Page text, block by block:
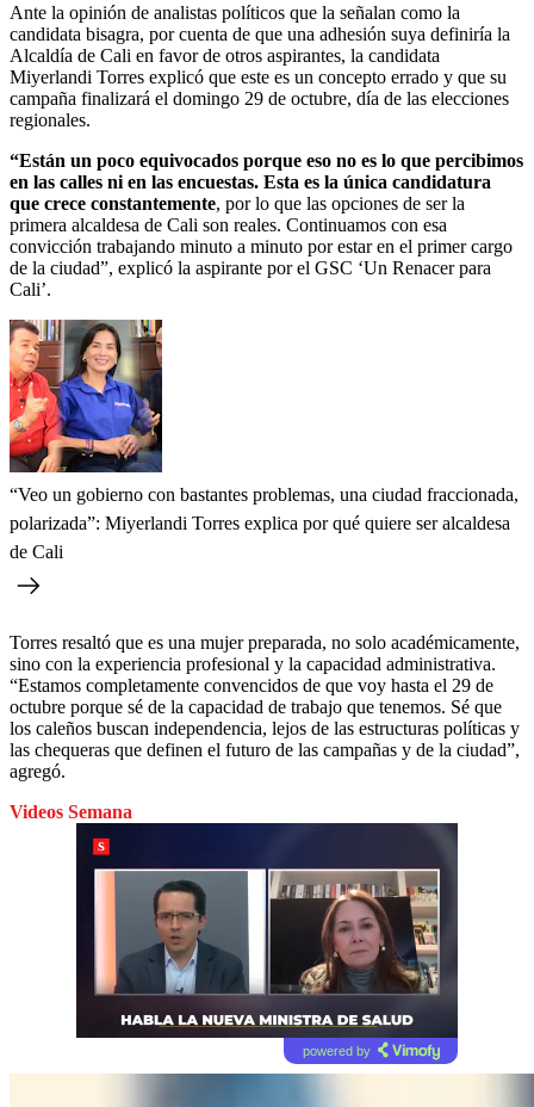
Ante la opinión de analistas políticos que la señalan como la
candidata bisagra, por cuenta de que una adhesión suya definiría la
Alcaldía de Cali en favor de otros aspirantes, la candidata
Miyerlandi Torres explicó que este es un concepto errado y que su
campaña finalizará el domingo 29 de octubre, día de las elecciones
regionales.
“Están un poco equivocados porque eso no es lo que percibimos
en las calles ni en las encuestas. Esta es la única candidatura
que crece constantemente, por lo que las opciones de ser la
primera alcaldesa de Cali son reales. Continuamos con esa
convicción trabajando minuto a minuto por estar en el primer cargo
de la ciudad”, explicó la aspirante por el GSC ‘Un Renacer para
Cali’.
“Veo un gobierno con bastantes problemas, una ciudad fraccionada,
polarizada”: Miyerlandi Torres explica por qué quiere ser alcaldesa
de Cali
Torres resaltó que es una mujer preparada, no solo académicamente,
sino con la experiencia profesional y la capacidad administrativa.
“Estamos completamente convencidos de que voy hasta el 29 de
octubre porque sé de la capacidad de trabajo que tenemos. Sé que
los caleños buscan independencia, lejos de las estructuras políticas y
las chequeras que definen el futuro de las campañas y de la ciudad”,
agregó.
Videos Semana
powered by